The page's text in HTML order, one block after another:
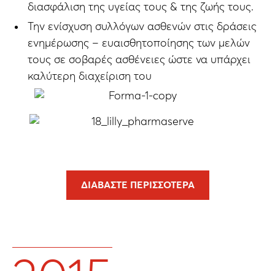
διασφάλιση της υγείας τους & της ζωής τους.
Την ενίσχυση συλλόγων ασθενών στις δράσεις
ενημέρωσης – ευαισθητοποίησης των μελών
τους σε σοβαρές ασθένειες ώστε να υπάρχει
καλύτερη διαχείριση του
ΔΙΑΒΆΣΤΕ ΠΕΡΙΣΣΌΤΕΡΑ